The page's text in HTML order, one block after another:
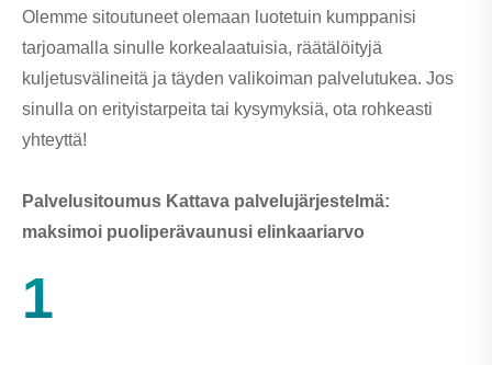
Olemme sitoutuneet olemaan luotetuin kumppanisi
tarjoamalla sinulle korkealaatuisia, räätälöityjä
kuljetusvälineitä ja täyden valikoiman palvelutukea. Jos
sinulla on erityistarpeita tai kysymyksiä, ota rohkeasti
yhteyttä!
Palvelusitoumus Kattava palvelujärjestelmä:
maksimoi puoliperävaunusi elinkaariarvo
1